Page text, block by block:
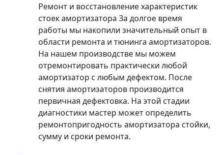
Ремонт и восстановление характеристик
стоек амортизатора За долгое время
работы мы накопили значительный опыт в
области ремонта и тюнинга амортизаторов.
На нашем производстве мы можем
отремонтировать практически любой
амортизатор с любым дефектом. После
снятия амортизаторов производится
первичная дефектовка. На этой стадии
диагностики мастер может определить
ремонтопригодность амортизатора стойки,
сумму и сроки ремонта.